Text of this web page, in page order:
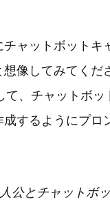
ャットボットキ
像してみてくだ
て、チャットボッ
するようにプロ
公とチャットボ